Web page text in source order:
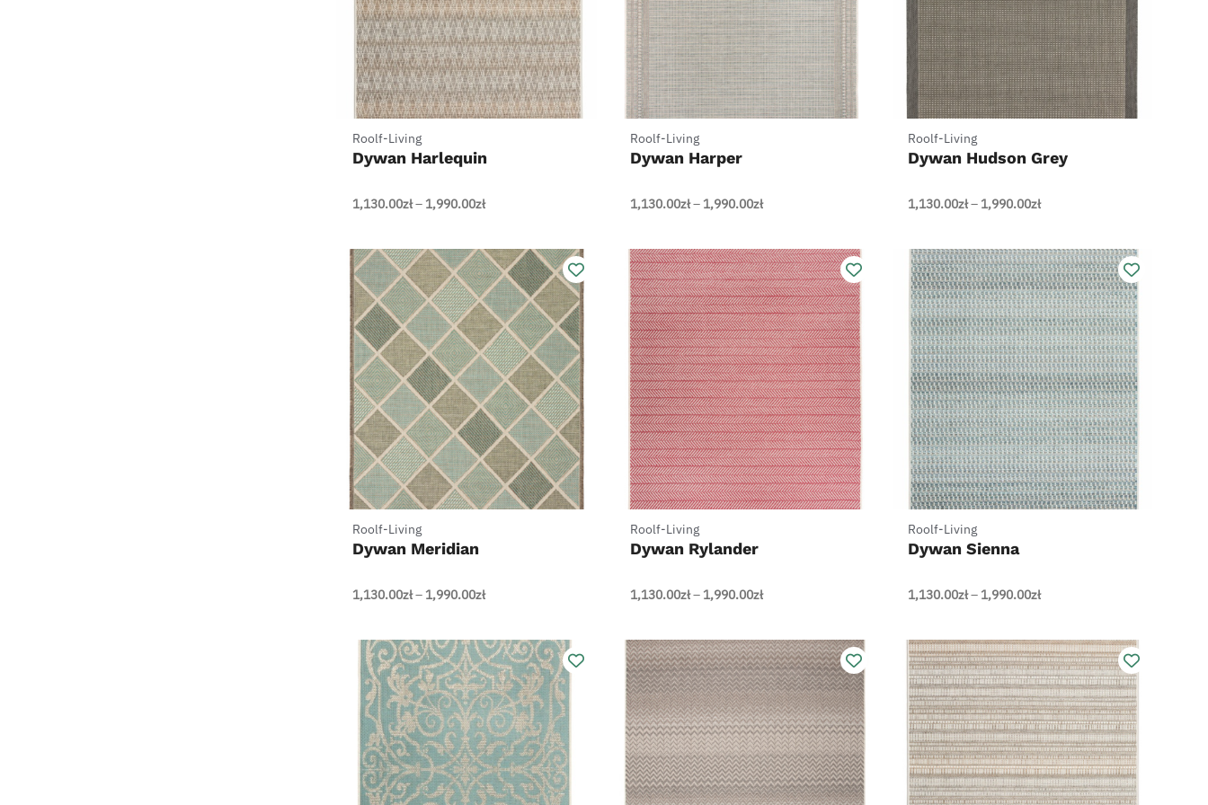
+
Roolf-Living
Dywan Harlequin
1,130.00zł– 1,990.00złZakres
1,130.00zł
do
1,990.00zł
+
Roolf-Living
Dywan Harper
1,130.00zł– 1,990.00złZakres
1,130.00zł
do
1,990.00zł
+
Roolf-Living
Dywan Hudson Grey
1,130.00zł– 1,990.00złZakres
1,130.00zł
do
1,990.00zł
+
Roolf-Living
Dywan Meridian
1,130.00zł– 1,990.00złZakres
1,130.00zł
do
1,990.00zł
+
Roolf-Living
Dywan Rylander
1,130.00zł– 1,990.00złZakres
1,130.00zł
do
1,990.00zł
+
Roolf-Living
Dywan Sienna
1,130.00zł– 1,990.00złZakres
1,130.00zł
do
1,990.00zł